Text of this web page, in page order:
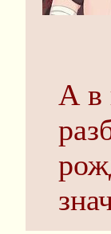
А в